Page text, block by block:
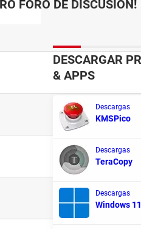
FORO DE DISCUSIÓN!
DESCARGAR
& APPS
Descargas
KMSPico
Descargas
TeraCopy
Descargas
Windows 11